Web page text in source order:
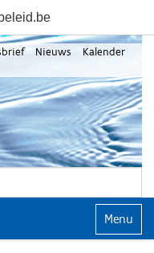
Nieuws
Kalender
Klap